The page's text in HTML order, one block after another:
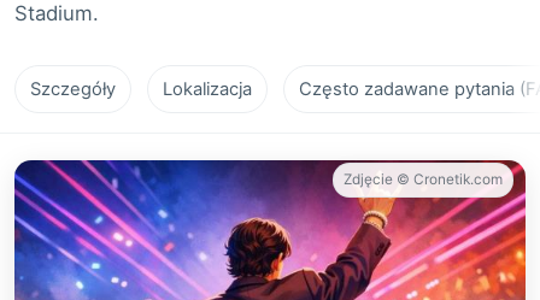
Stadium.
Szczegóły Lokalizacja Często zadawane pytania
Zdjęcie © Cronetik.com